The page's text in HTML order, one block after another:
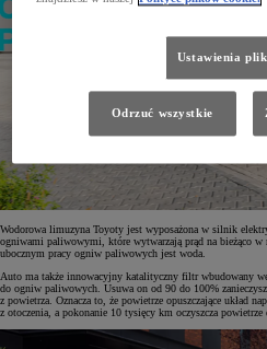
Wodorowa limuzyna Toyoty jest wyposażona w silnik
ogniwami paliwowymi, które wytwarzają prąd na bieżąco
ubocznym pracy ogniw paliwowych jest woda.
Auto ma także innowacyjny katalityczny filtr wbudowany
do ogniw paliwowych. Usuwa on od 90 do 100%
z powietrza. Oznacza to, że powietrze opuszczające układ
z otoczenia, a pokonanie 10 tysięcy km oczyszcza
Ustawienia
Odrzuć wszystkie